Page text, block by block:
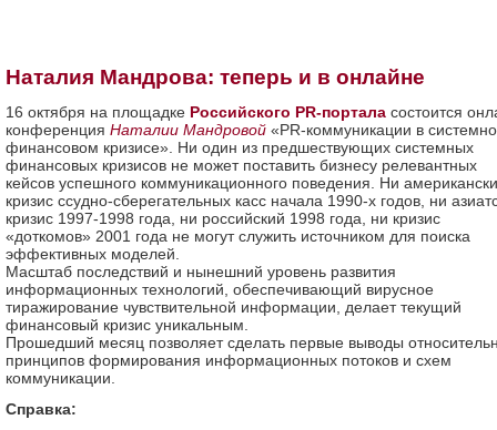
Наталия Мандрова: теперь и в онлайне
16 октября на площадке Российского PR-портала состоится
конференция Наталии Мандровой «PR-коммуникации в
финансовом кризисе». Ни один из предшествующих системных
финансовых кризисов не может поставить бизнесу релевантных
кейсов успешного коммуникационного поведения. Ни
кризис ссудно-сберегательных касс начала 1990-х годов, ни
кризис 1997-1998 года, ни российский 1998 года, ни кризис
«доткомов» 2001 года не могут служить источником для поиска
эффективных моделей.
Масштаб последствий и нынешний уровень развития
информационных технологий, обеспечивающий вирусное
тиражирование чувствительной информации, делает текущий
финансовый кризис уникальным.
Прошедший месяц позволяет сделать первые выводы
принципов формирования информационных потоков и схем
коммуникации.
Справка: